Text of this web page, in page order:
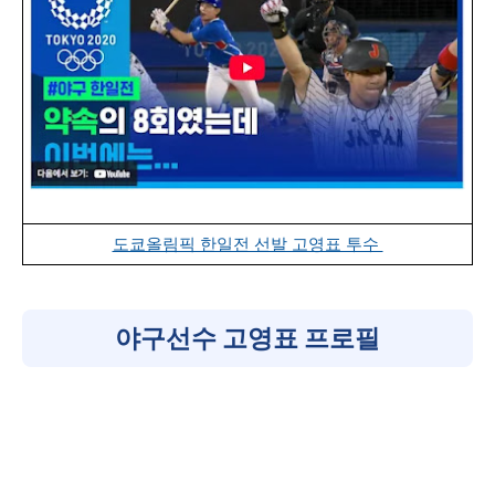
도쿄올림픽 한일전 선발 고영표 투수
야구선수 고영표 프로필